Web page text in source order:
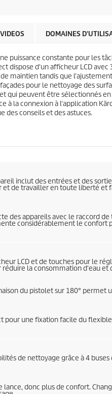
VIDEOS DOMAINES
puissance constante pour les
dispose d'un afficheur LCD
maintien tandis que
pour le nettoyage des
qui peuvent être sélectionnés
la connexion à l'application
des conseils et des astuces.
inclut des entrées et des
et de travailler en toute liberté et
des appareils avec le raccord
considérablement le confort
LCD et de touches pour le
réduire la consommation d'eau
du pistolet sur 180°
pour une fixation facile du
de nettoyage grâce à 4
lance, donc plus de confort.